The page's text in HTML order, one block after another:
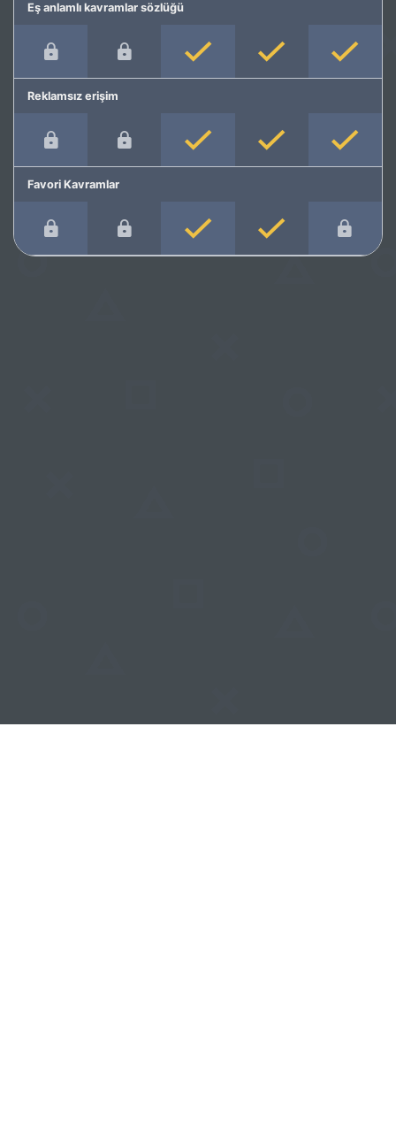
Eş anlamlı kavramlar sözlüğü
Reklamsız erişim
Favori Kavramlar